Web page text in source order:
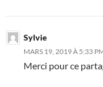
Sylvie
MARS 19, 2019 À 5:33
Merci pour ce